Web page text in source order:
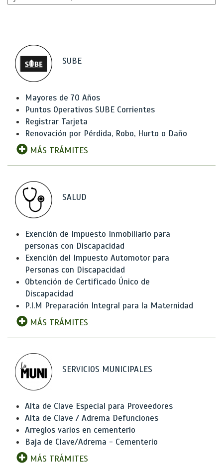
SUBE
Mayores de 70 Años
Puntos Operativos SUBE Corrientes
Registrar Tarjeta
Renovación por Pérdida, Robo, Hurto o Daño
MÁS TRÁMITES
SALUD
Exención de Impuesto Inmobiliario para
personas con Discapacidad
Exención del Impuesto Automotor para
Personas con Discapacidad
Obtención de Certificado Único de
Discapacidad
P.I.M Preparación Integral para la Maternidad
MÁS TRÁMITES
SERVICIOS MUNICIPALES
Alta de Clave Especial para Proveedores
Alta de Clave / Adrema Defunciones
Arreglos varios en cementerio
Baja de Clave/Adrema - Cementerio
MÁS TRÁMITES